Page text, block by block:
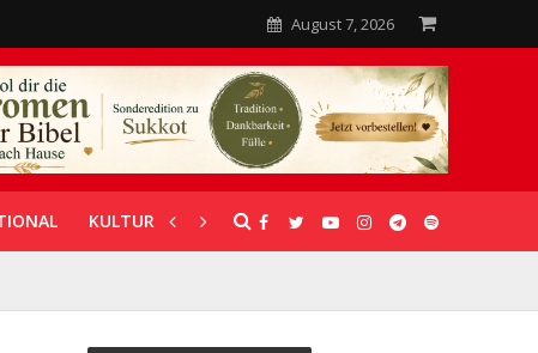
August 7, 2026
KULTUR UNTERSTÜTZUNG